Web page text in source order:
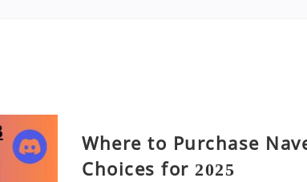
Where to Purchase
Choices for 2025